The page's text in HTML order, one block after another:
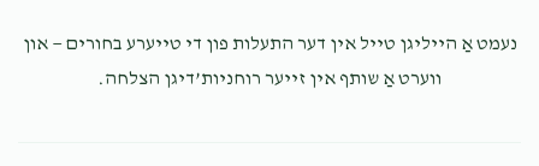
נעמט אַ הייליגן טייל אין דער התעלות פון די טייערע בחורים — און
ווערט אַ שותף אין זייער רוחניות’דיגן הצלחה.